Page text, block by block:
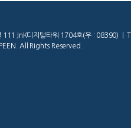
111 JnK디지털타워 1704호(우 :
All Rights Reserved.